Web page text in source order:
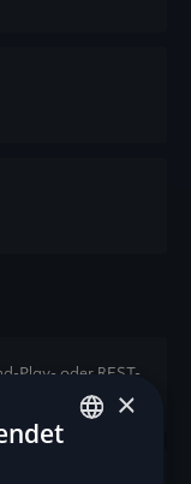
Play- oder REST-
×